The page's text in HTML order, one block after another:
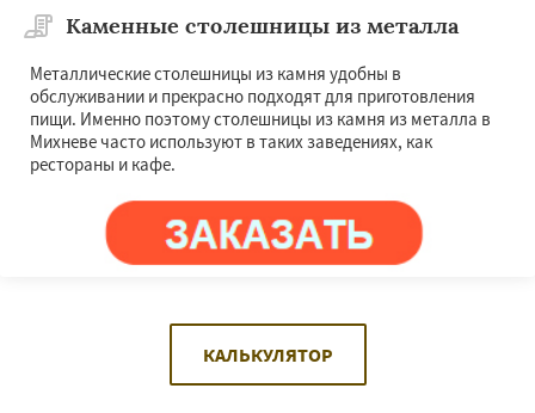
Каменные столешницы из металла
Металлические столешницы из камня удобны в
обслуживании и прекрасно подходят для приготовления
пищи. Именно поэтому столешницы из камня из металла в
Михневе часто используют в таких заведениях, как
рестораны и кафе.
КАЛЬКУЛЯТОР